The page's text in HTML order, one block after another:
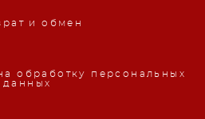
и обмен
обработку персональных
данных